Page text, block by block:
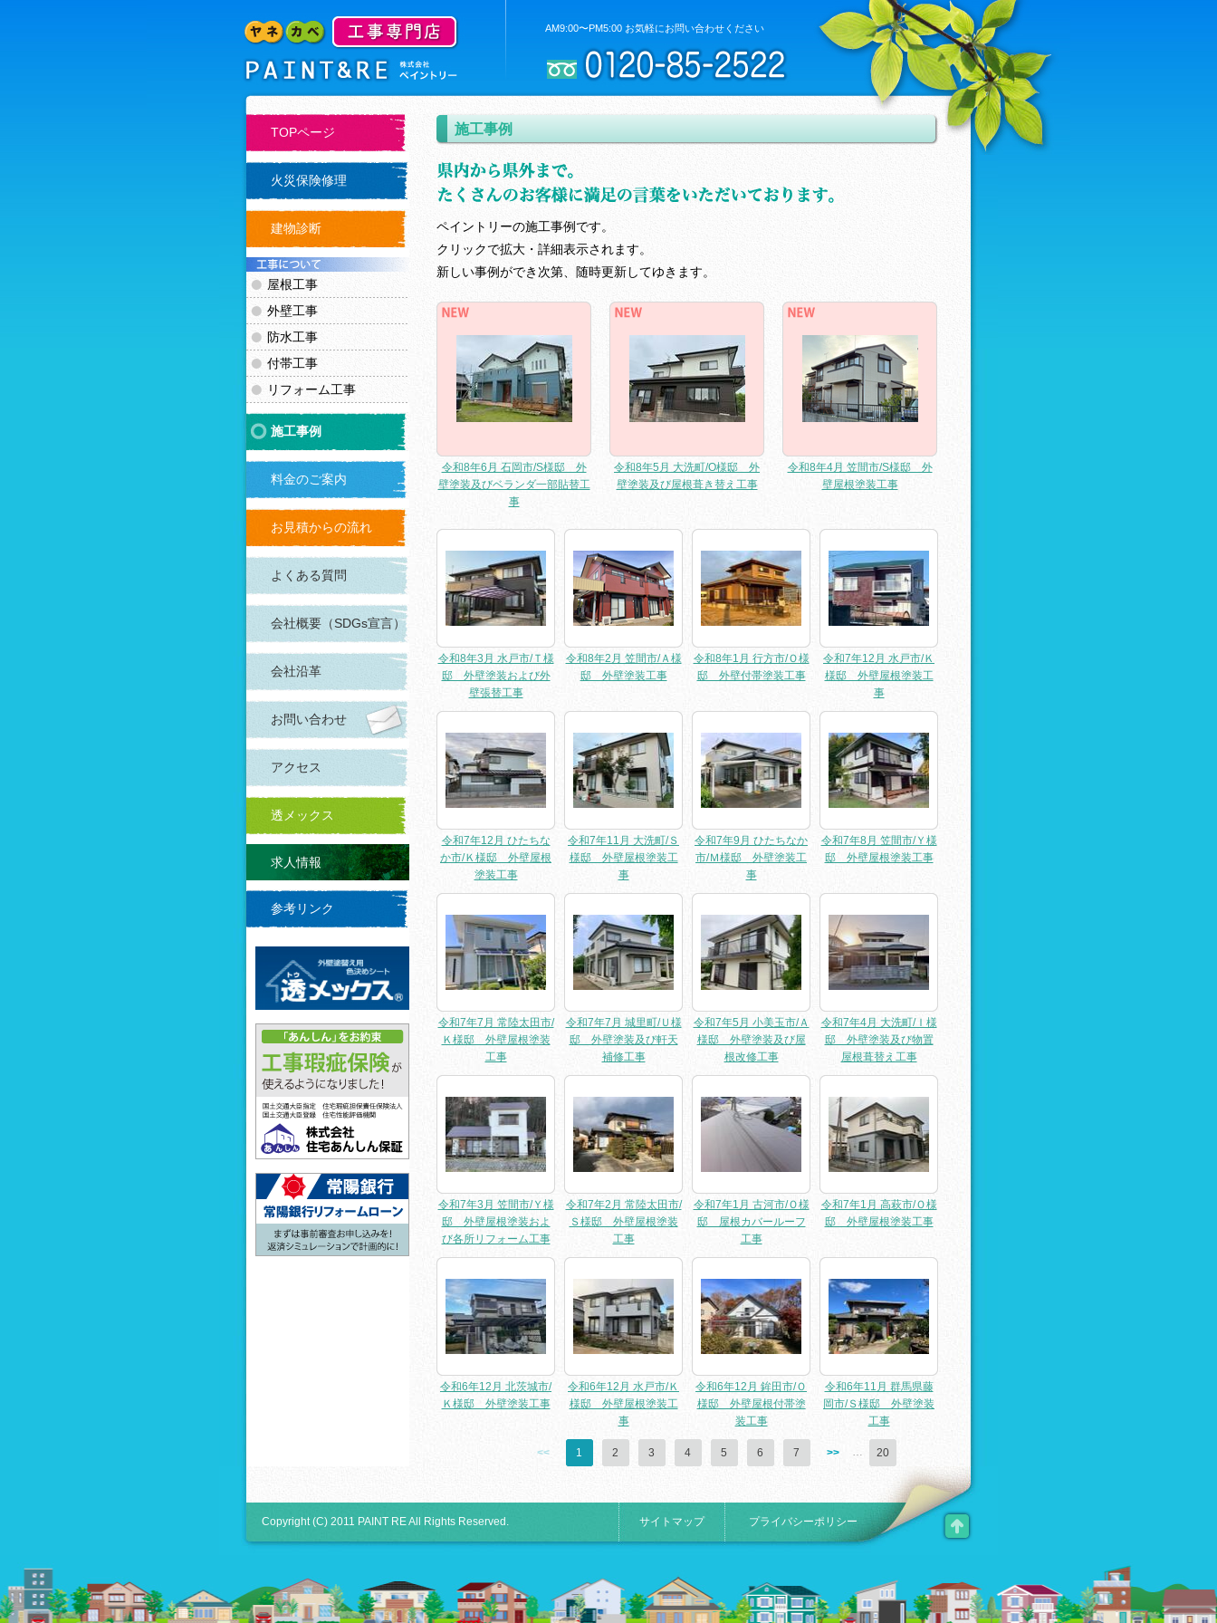
AM9:00〜PM5:00 お気軽にお問い合わせください
TOPページ
火災保険修理
建物診断
屋根工事
外壁工事
防水工事
付帯工事
リフォーム工事
施工事例
料金のご案内
お見積からの流れ
よくある質問
会社概要（SDGs宣言）
会社沿革
お問い合わせ
アクセス
透メックス
求人情報
参考リンク
施工事例
ペイントリーの施工事例です。
クリックで拡大・詳細表示されます。
新しい事例ができ次第、随時更新してゆきます。
令和8年6月 石岡市/S様邸 外
壁塗装及びベランダ一部貼替工
事
令和8年5月 大洗町/O様邸 外
壁塗装及び屋根葺き替え工事
令和8年4月 笠間市/S様邸 外
壁屋根塗装工事
令和8年3月 水戸市/Ｔ様
邸 外壁塗装および外
壁張替工事
令和8年2月 笠間市/Ａ様
邸 外壁塗装工事
令和8年1月 行方市/Ｏ様
邸 外壁付帯塗装工事
令和7年12月 水戸市/Ｋ
様邸 外壁屋根塗装工
事
令和7年12月 ひたちな
か市/Ｋ様邸 外壁屋根
塗装工事
令和7年11月 大洗町/Ｓ
様邸 外壁屋根塗装工
事
令和7年9月 ひたちなか
市/Ｍ様邸 外壁塗装工
事
令和7年8月 笠間市/Ｙ様
邸 外壁屋根塗装工事
令和7年7月 常陸太田市/
Ｋ様邸 外壁屋根塗装
工事
令和7年7月 城里町/Ｕ様
邸 外壁塗装及び軒天
補修工事
令和7年5月 小美玉市/Ａ
様邸 外壁塗装及び屋
根改修工事
令和7年4月 大洗町/Ｉ様
邸 外壁塗装及び物置
屋根葺替え工事
令和7年3月 笠間市/Ｙ様
邸 外壁屋根塗装およ
び各所リフォーム工事
令和7年2月 常陸太田市/
Ｓ様邸 外壁屋根塗装
工事
令和7年1月 古河市/Ｏ様
邸 屋根カバールーフ
工事
令和7年1月 高萩市/Ｏ様
邸 外壁屋根塗装工事
令和6年12月 北茨城市/
Ｋ様邸 外壁塗装工事
令和6年12月 水戸市/Ｋ
様邸 外壁屋根塗装工
事
令和6年12月 鉾田市/Ｏ
様邸 外壁屋根付帯塗
装工事
令和6年11月 群馬県藤
岡市/Ｓ様邸 外壁塗装
工事
<< 1 2 3 4 5 6 7 >> … 20
Copyright (C) 2011 PAINT RE All Rights Reserved. サイトマップ プライバシーポリシー